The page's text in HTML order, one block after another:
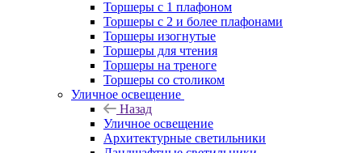
Торшеры с 1 плафоном
Торшеры с 2 и более плафонами
Торшеры изогнутые
Торшеры для чтения
Торшеры на треноге
Торшеры со столиком
Уличное освещение
Назад
Уличное освещение
Архитектурные светильники